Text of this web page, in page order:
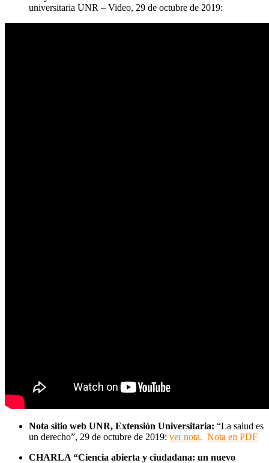
universitaria UNR – Video, 29 de octubre de 2019:
Nota sitio web UNR, Extensión Universitaria: “La salud es
un derecho”, 29 de octubre de 2019: ver nota. Nota en PDF
CHARLA “Ciencia abierta y ciudadana: un nuevo